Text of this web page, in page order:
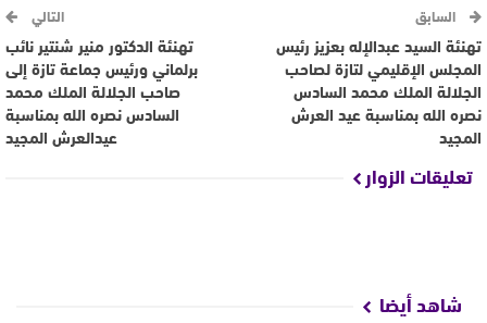
السابق
تهنئة السيد عبدالإله بعزيز رئيس
المجلس الإقليمي لتازة لصاحب
الجلالة الملك محمد السادس
نصره الله بمناسبة عيد العرش
المجيد
التالي
تهنئة الدكتور منير شنتير نائب
برلماني ورئيس جماعة تازة إلى
صاحب الجلالة الملك محمد
السادس نصره الله بمناسبة
عيدالعرش المجيد
تعليقات الزوار
شاهد أيضا